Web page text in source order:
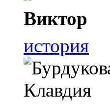
Виктор
история